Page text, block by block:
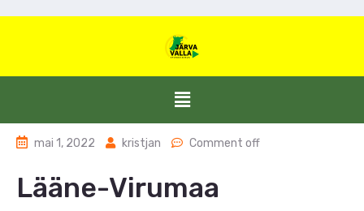
mai 1, 2022 kristjan Comment off
Lääne-Virumaa